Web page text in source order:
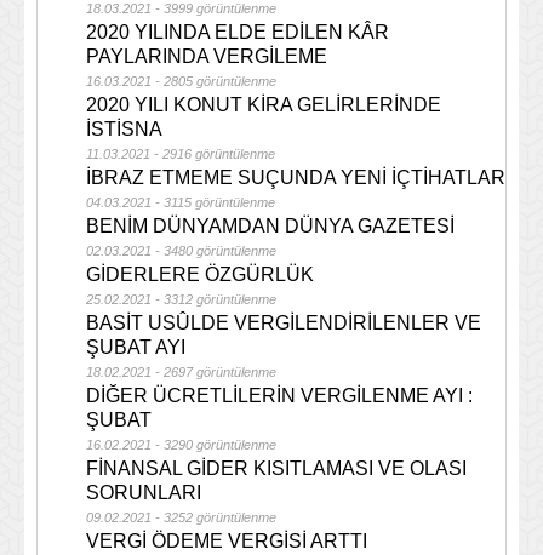
18.03.2021 - 3999 görüntülenme
2020 YILINDA ELDE EDİLEN KÂR
PAYLARINDA VERGİLEME
16.03.2021 - 2805 görüntülenme
2020 YILI KONUT KİRA GELİRLERİNDE
İSTİSNA
11.03.2021 - 2916 görüntülenme
İBRAZ ETMEME SUÇUNDA YENİ İÇTİHATLAR
04.03.2021 - 3115 görüntülenme
BENİM DÜNYAMDAN DÜNYA GAZETESİ
02.03.2021 - 3480 görüntülenme
GİDERLERE ÖZGÜRLÜK
25.02.2021 - 3312 görüntülenme
BASİT USÛLDE VERGİLENDİRİLENLER VE
ŞUBAT AYI
18.02.2021 - 2697 görüntülenme
DİĞER ÜCRETLİLERİN VERGİLENME AYI :
ŞUBAT
16.02.2021 - 3290 görüntülenme
FİNANSAL GİDER KISITLAMASI VE OLASI
SORUNLARI
09.02.2021 - 3252 görüntülenme
VERGİ ÖDEME VERGİSİ ARTTI